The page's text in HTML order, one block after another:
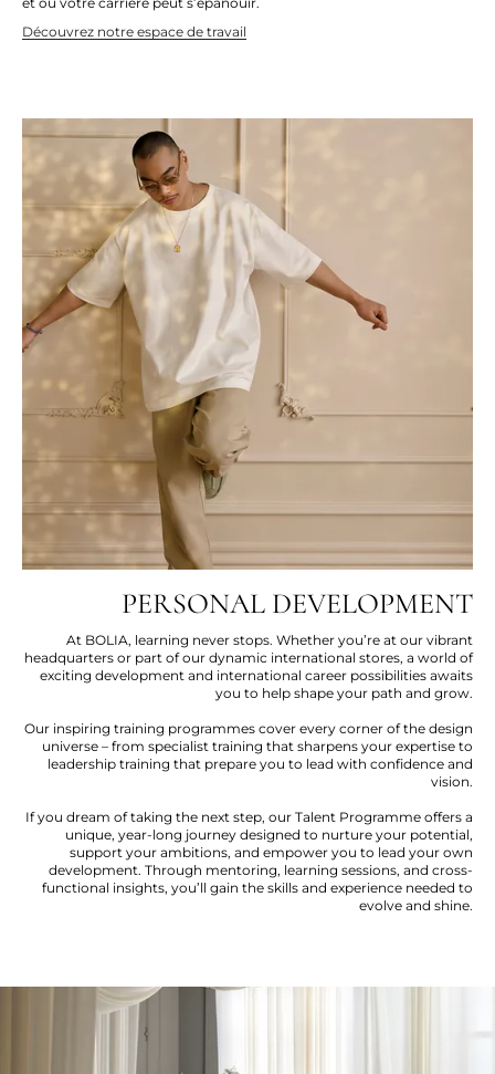
Découvrez notre espace de travail
PERSONAL DEVELOPMENT
At BOLIA, learning never stops. Whether you’re at our vibrant
headquarters or part of our dynamic international stores, a world of
exciting development and international career possibilities awaits
you to help shape your path and grow.
Our inspiring training programmes cover every corner of the design
universe – from specialist training that sharpens your expertise to
leadership training that prepare you to lead with confidence and
vision.
If you dream of taking the next step, our Talent Programme offers a
unique, year-long journey designed to nurture your potential,
support your ambitions, and empower you to lead your own
development. Through mentoring, learning sessions, and cross-
functional insights, you’ll gain the skills and experience needed to
evolve and shine.